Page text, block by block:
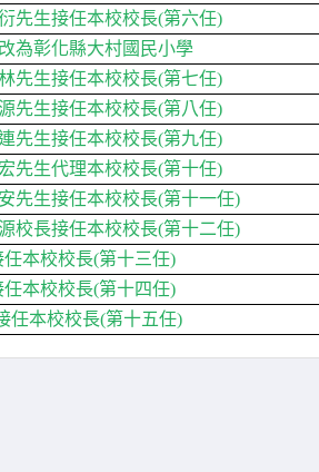
接任本校校長(第六任)
化縣大村國民小學
接任本校校長(第七任)
接任本校校長(第八任)
接任本校校長(第九任)
代理本校校長(第十任)
接任本校校長(第十一任)
接任本校校長(第十二任)
本校校長(第十三任)
本校校長(第十四任)
本校校長(第十五任)